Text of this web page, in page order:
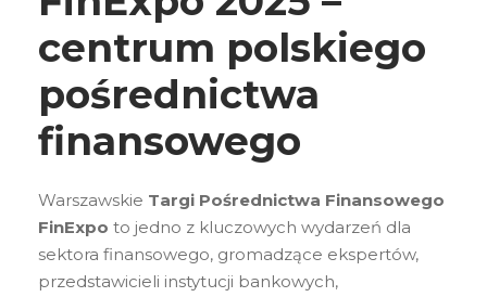
centrum polskiego
pośrednictwa
finansowego
Warszawskie Targi Pośrednictwa Finansowego
FinExpo to jedno z kluczowych wydarzeń dla
sektora finansowego, gromadzące ekspertów,
przedstawicieli instytucji bankowych,